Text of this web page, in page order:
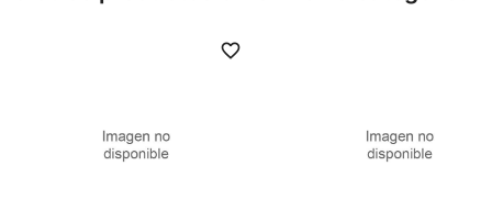
favorite_border